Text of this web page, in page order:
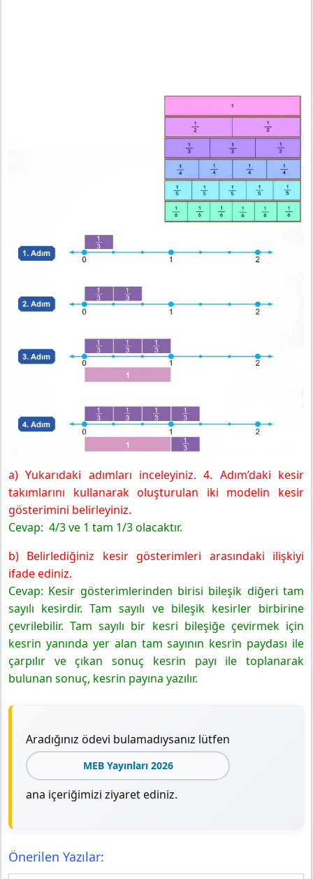
a) Yukarıdaki adımları inceleyiniz. 4. Adım’daki kesir
takımlarını kullanarak oluşturulan iki modelin kesir
gösterimini belirleyiniz.
Cevap: 4/3 ve 1 tam 1/3 olacaktır.
b) Belirlediğiniz kesir gösterimleri arasındaki ilişkiyi
ifade ediniz.
Cevap: Kesir gösterimlerinden birisi bileşik diğeri tam
sayılı kesirdir. Tam sayılı ve bileşik kesirler birbirine
çevrilebilir. Tam sayılı bir kesri bileşiğe çevirmek için
kesrin yanında yer alan tam sayının kesrin paydası ile
çarpılır ve çıkan sonuç kesrin payı ile toplanarak
bulunan sonuç, kesrin payına yazılır.
Aradığınız ödevi bulamadıysanız lütfen
MEB Yayınları 2026
ana içeriğimizi ziyaret ediniz.
Önerilen Yazılar: